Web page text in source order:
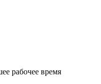
рабочее время